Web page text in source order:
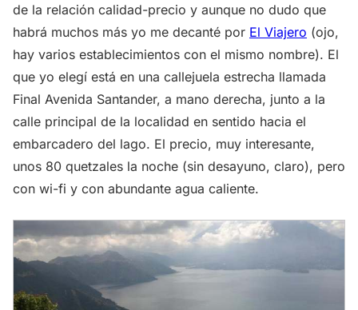
de la relación calidad-precio y aunque no dudo que
habrá muchos más yo me decanté por El Viajero (ojo,
hay varios establecimientos con el mismo nombre). El
que yo elegí está en una callejuela estrecha llamada
Final Avenida Santander, a mano derecha, junto a la
calle principal de la localidad en sentido hacia el
embarcadero del lago. El precio, muy interesante,
unos 80 quetzales la noche (sin desayuno, claro), pero
con wi-fi y con abundante agua caliente.